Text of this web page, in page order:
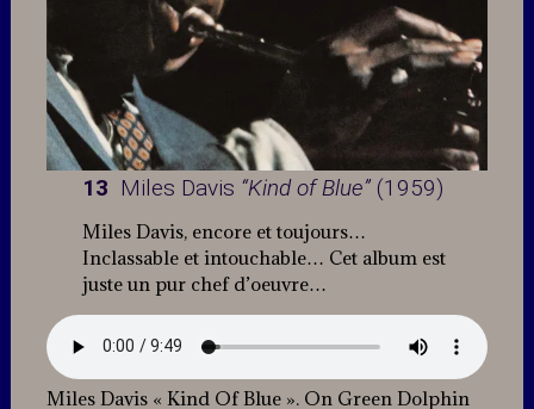
13 Miles Davis “Kind of Blue”(1959)
Miles Davis, encore et toujours…
Inclassable et intouchable… Cet album est
juste un pur chef d’oeuvre…
Miles Davis « Kind Of Blue ». On Green Dolphin